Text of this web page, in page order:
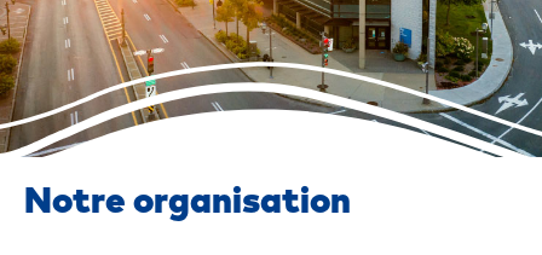
Notre organisation